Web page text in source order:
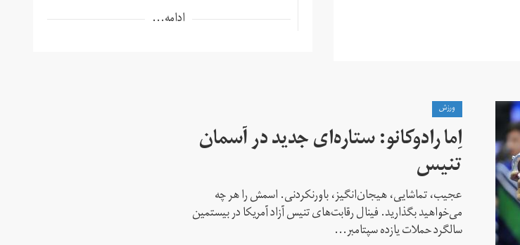
ادامه...
ورزش
اِما رادوکانو: ستاره‌ای جدید در آسمان
تنیس
عجیب، تماشایی، هیجان‌انگیز، باورنکردنی. اسمش را هر چه
می‌خواهید بگذارید. فینال رقابت‌های تنیس آزاد آمریکا در بیستمین
سالگرد حملات یازده سپتامبر...